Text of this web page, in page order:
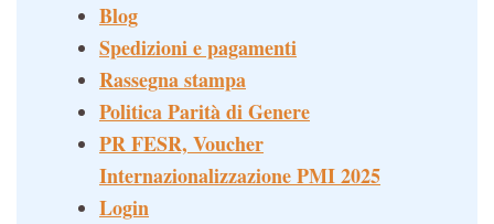
Blog
Spedizioni e pagamenti
Rassegna stampa
Politica Parità di Genere
PR FESR, Voucher
Internazionalizzazione PMI 2025
Login